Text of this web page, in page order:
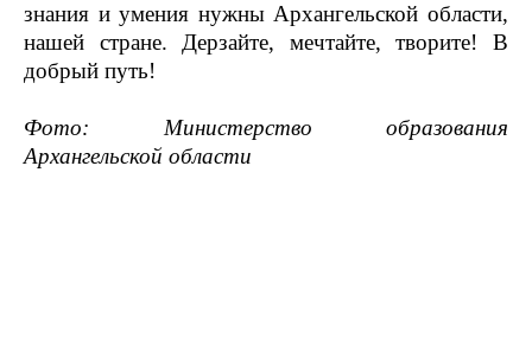
знания и умения нужны Архангельской области,
нашей стране. Дерзайте, мечтайте, творите! В
добрый путь!
Фото: Министерство образования
Архангельской области